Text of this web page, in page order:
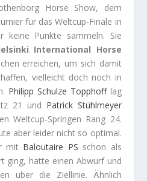
Horse Show, dem
für das Weltcup-Finale in
keine Punkte sammeln. Sie
International Horse
erreichen, um sich damit
vielleicht doch noch in
Philipp Schulze Topphofflag
21 und Patrick Stühlmeyer
Weltcup-Springen Rang 24.
aber leider nicht so optimal.
mit Baloutaire PS schon als
ging, hatte einen Abwurf und
über die Ziellinie. Ähnlich